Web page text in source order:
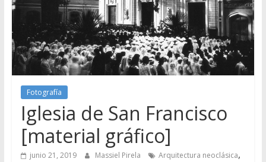
Fotografía
Iglesia de San Francisco
[material gráfico]
junio 21, 2019 Massiel Pirela Arquitectura neoclásica,